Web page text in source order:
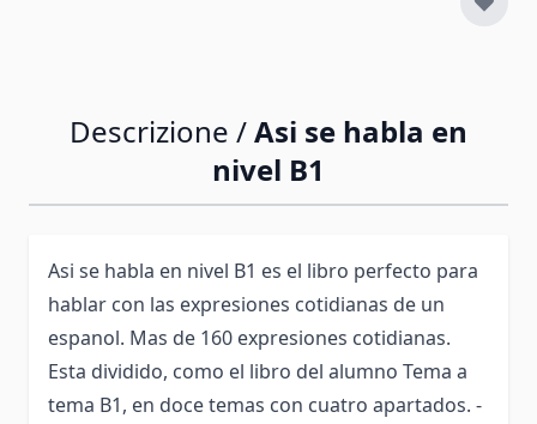
Descrizione /Asi se habla en
nivel B1
Asi se habla en nivel B1 es el libro perfecto para
hablar con las expresiones cotidianas de un
espanol. Mas de 160 expresiones cotidianas.
Esta dividido, como el libro del alumno Tema a
tema B1, en doce temas con cuatro apartados. -